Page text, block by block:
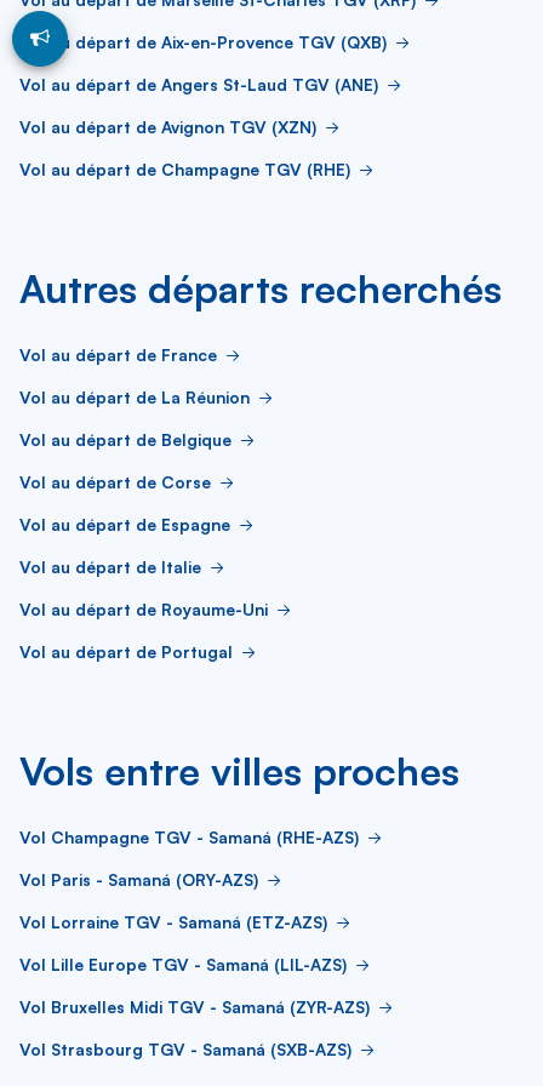
Vol au départ de Aix-en-Provence TGV (QXB)
Vol au départ de Angers St-Laud TGV (ANE)
Vol au départ de Avignon TGV (XZN)
Vol au départ de Champagne TGV (RHE)
Autres départs recherchés
Vol au départ de France
Vol au départ de La Réunion
Vol au départ de Belgique
Vol au départ de Corse
Vol au départ de Espagne
Vol au départ de Italie
Vol au départ de Royaume-Uni
Vol au départ de Portugal
Vols entre villes proches
Vol Champagne TGV - Samaná (RHE-AZS)
Vol Paris - Samaná (ORY-AZS)
Vol Lorraine TGV - Samaná (ETZ-AZS)
Vol Lille Europe TGV - Samaná (LIL-AZS)
Vol Bruxelles Midi TGV - Samaná (ZYR-AZS)
Vol Strasbourg TGV - Samaná (SXB-AZS)